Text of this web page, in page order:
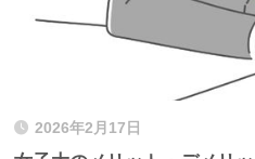
2026年2月17日